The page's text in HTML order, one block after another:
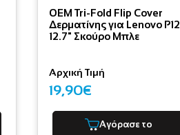
OEM Tri-Fold Flip Cover
Δερματίνης για Lenovo P12
12.7" Σκούρο Μπλε
Αρχική Τιμή
19,90€
Αγόρασε το